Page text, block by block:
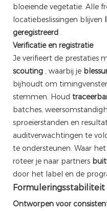
bloeiende vegetatie. Alle
locatiebeslissingen blijven
geregistreerd .
Verificatie en registratie
Je verifieert de prestaties
scouting , waarbij je
bijhoudt om
stemmen. Houd
batches,
sproeierstanden en
auditverwachtingen te
te ondersteunen. Waar
roteer je naar partners
door het label en de
Ontworpen voor